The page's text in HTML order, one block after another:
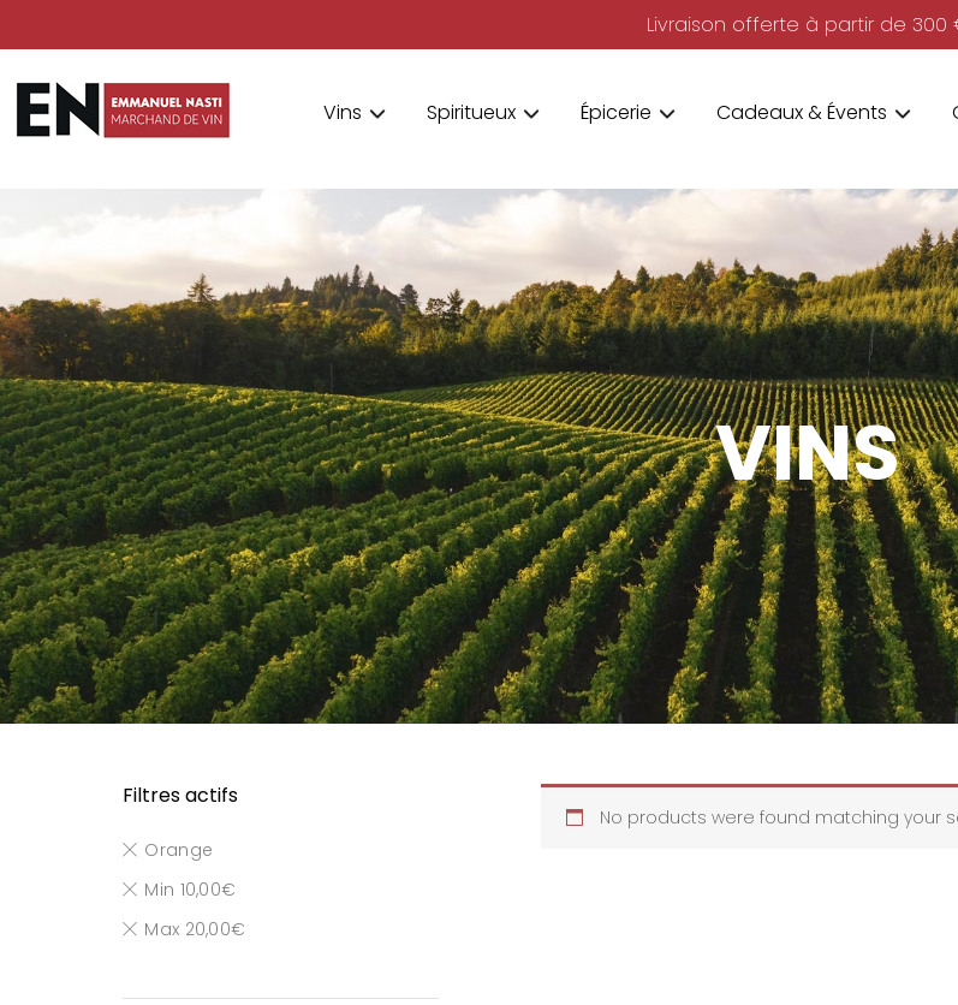
Livraison offerte à partir de 300
Vins Spiritueux Épicerie Cadeaux & Évents
VINS
No products were found matching your
Filtres actifs
Orange
Min 10,00€
Max 20,00€